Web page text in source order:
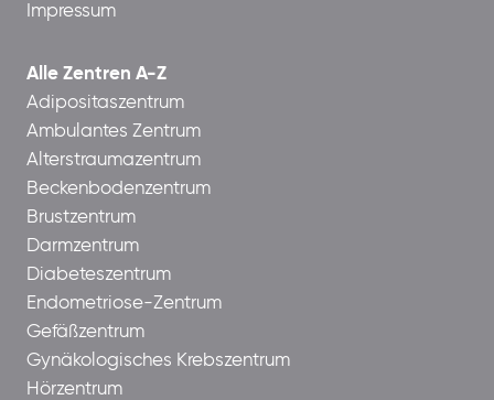
Impressum
Alle Zentren A-Z
Adipositaszentrum
Ambulantes Zentrum
Alterstraumazentrum
Beckenbodenzentrum
Brustzentrum
Darmzentrum
Diabeteszentrum
Endometriose-Zentrum
Gefäßzentrum
Gynäkologisches Krebszentrum
Hörzentrum